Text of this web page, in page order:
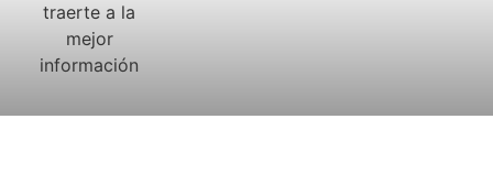
traerte a la
mejor
información